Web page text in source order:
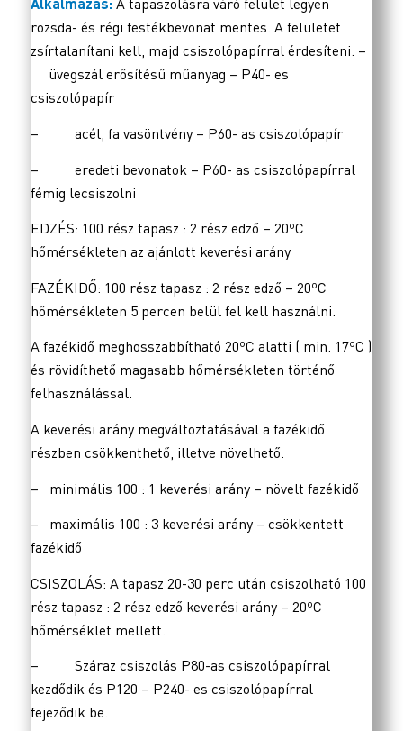
Alkalmazás: A tapaszolásra váró felület legyen
rozsda- és régi festékbevonat mentes. A felületet
zsírtalanítani kell, majd csiszolópapírral érdesíteni. –
üvegszál erősítésű műanyag – P40- es
csiszolópapír
– acél, fa vasöntvény – P60- as csiszolópapír
– eredeti bevonatok – P60- as csiszolópapírral
fémig lecsiszolni
EDZÉS: 100 rész tapasz : 2 rész edző – 20ºC
hőmérsékleten az ajánlott keverési arány
FAZÉKIDŐ: 100 rész tapasz : 2 rész edző – 20ºC
hőmérsékleten 5 percen belül fel kell használni.
A fazékidő meghosszabbítható 20ºC alatti ( min. 17ºC )
és rövidíthető magasabb hőmérsékleten történő
felhasználással.
A keverési arány megváltoztatásával a fazékidő
részben csökkenthető, illetve növelhető.
– minimális 100 : 1 keverési arány – növelt fazékidő
– maximális 100 : 3 keverési arány – csökkentett
fazékidő
CSISZOLÁS: A tapasz 20-30 perc után csiszolható 100
rész tapasz : 2 rész edző keverési arány – 20ºC
hőmérséklet mellett.
– Száraz csiszolás P80-as csiszolópapírral
kezdődik és P120 – P240- es csiszolópapírral
fejeződik be.